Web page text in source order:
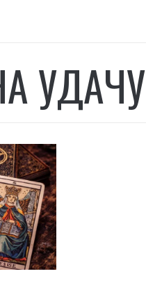
УДАЧУ